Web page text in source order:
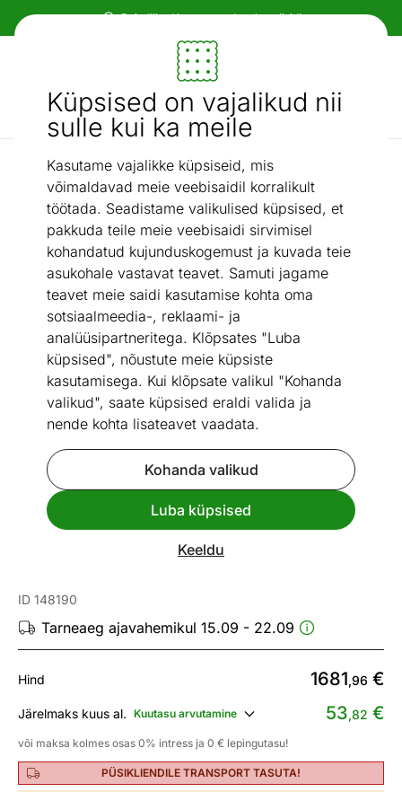
Küpsised on vajalikud nii
sulle kui ka meile
Kasutame vajalikke küpsiseid, mis
võimaldavad meie veebisaidil korralikult
töötada. Seadistame valikulised küpsised, et
pakkuda teile meie veebisaidi sirvimisel
kohandatud kujunduskogemust ja kuvada teie
asukohale vastavat teavet. Samuti jagame
teavet meie saidi kasutamise kohta oma
sotsiaalmeedia-, reklaami- ja
analüüsipartneritega. Klõpsates "Luba
küpsised", nõustute meie küpsiste
kasutamisega. Kui klõpsate valikul "Kohanda
valikud", saate küpsised eraldi valida ja
nende kohta lisateavet vaadata.
Kohanda valikud
Luba küpsised
Keeldu
Paindlikud ja mugavad makseviisid!
Mööbel ja sisustus - ON24
Otsi...
AI otsing
Vannitoakomplektid / Vannitoakomplekt 923
Vaata sarnaseid
ID 148190
Tarneaeg ajavahemikul 15.09 - 22.09
Hind 1681,96 €
Järelmaks kuus al. Kuutasu arvutamine 53,82 €
või maksa kolmes osas 0% intress ja 0 € lepingutasu!
PÜSIKLIENDILE TRANSPORT TASUTA!